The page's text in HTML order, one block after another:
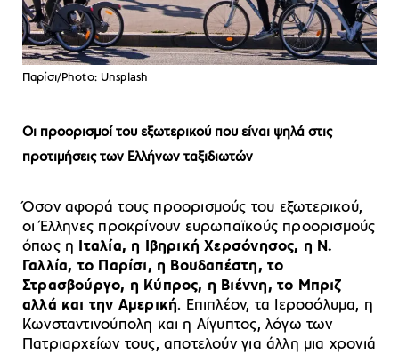
Παρίσι/Photo: Unsplash
Οι προορισμοί του εξωτερικού που είναι ψηλά στις
προτιμήσεις των Ελλήνων ταξιδιωτών
Όσον αφορά τους προορισμούς του εξωτερικού,
οι Έλληνες προκρίνουν ευρωπαϊκούς προορισμούς
όπως η
Ιταλία, η Ιβηρική Χερσόνησος, η Ν.
Γαλλία, το Παρίσι, η Βουδαπέστη, το
Στρασβούργο, η Κύπρος, η Βιέννη, το Μπριζ
αλλά και την Αμερική. Επιπλέον, τα Ιεροσόλυμα, η
Κωνσταντινούπολη και η Αίγυπτος, λόγω των
Πατριαρχείων τους, αποτελούν για άλλη μια χρονιά